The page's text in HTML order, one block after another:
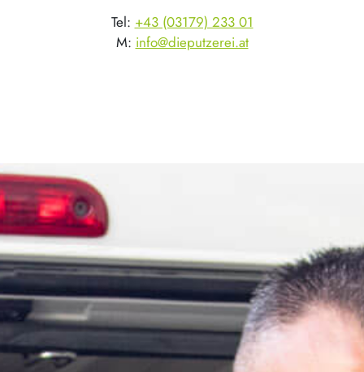
Tel: +43 (03179) 233 01
M: info@dieputzerei.at